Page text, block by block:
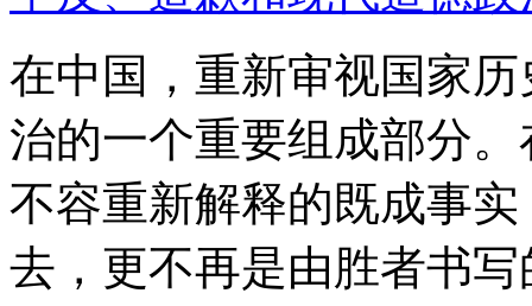
在中国，重新审视国家
治的一个重要组成部分
不容重新解释的既成事
去，更不再是由胜者书